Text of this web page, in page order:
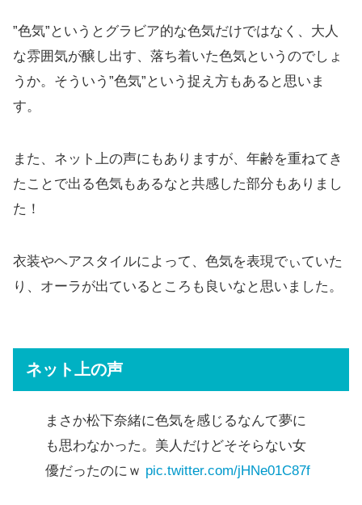
”色気”というとグラビア的な色気だけではなく、大人
な雰囲気が醸し出す、落ち着いた色気というのでしょ
うか。そういう”色気”という捉え方もあると思いま
す。
また、ネット上の声にもありますが、年齢を重ねてき
たことで出る色気もあるなと共感した部分もありまし
た！
衣装やヘアスタイルによって、色気を表現でぃていた
り、オーラが出ているところも良いなと思いました。
ネット上の声
まさか松下奈緒に色気を感じるなんて夢に
も思わなかった。美人だけどそそらない女
優だったのにｗ pic.twitter.com/jHNe01C87f